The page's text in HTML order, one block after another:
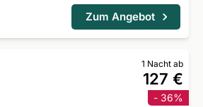
Zum Angebot
1 Nacht ab
127 €
- 36%